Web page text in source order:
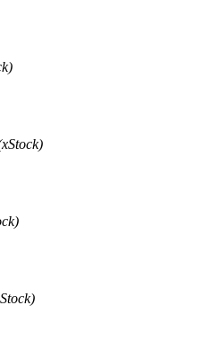
elde edin
bilgi edinin